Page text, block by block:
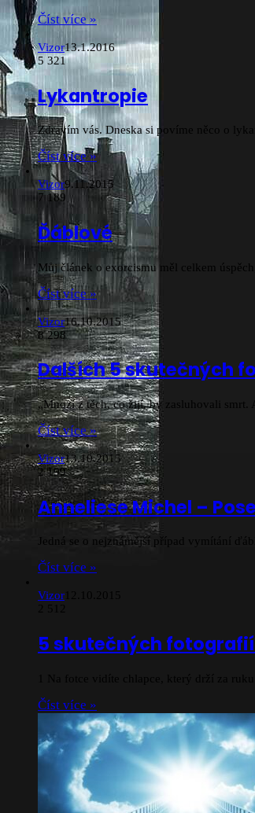
Číst více »
Vizor13.1.2016
5 321
Lykantropie
Zdravím vás. Dneska si povíme něco o
Číst více »
Vizor9.11.2015
7 189
Ďáblové
Můj článek o exorcismu měl celkem
Číst více »
Vizor16.10.2015
8298
Dalších 5 skutečných
„Mnozí z těch, co žijí, by zasluhovali
Číst více »
Vizor13.10.2015
2199
Anneliese Michel –
Jedná se o nejznámější případ vymítání
Číst více »
Vizor
5 skutečných
Číst více »